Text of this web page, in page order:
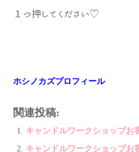
１つ押してください♡
ホシノカズプロフィール
関連投稿:
キャンドルワークショップ
キャンドルワークショップ